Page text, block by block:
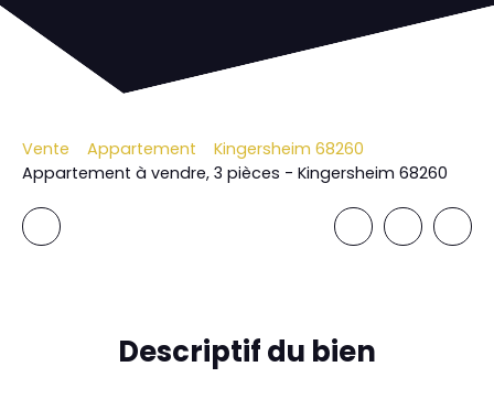
Vente Appartement
Kingersheim 68260
Appartement à vendre, 3 pièces - Kingersheim 68260
Descriptifdu bien